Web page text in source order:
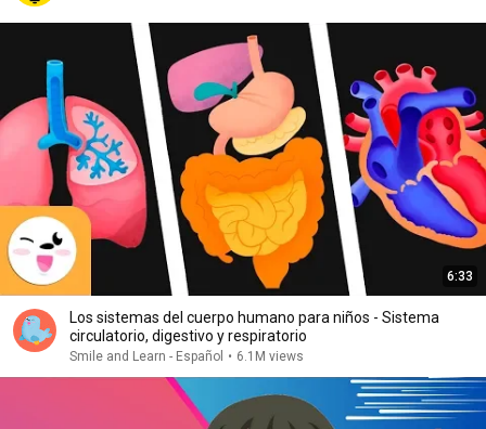
6:33
Los sistemas del cuerpo humano para niños - Sistema
circulatorio, digestivo y respiratorio
Smile and Learn - Español • 6.1M views